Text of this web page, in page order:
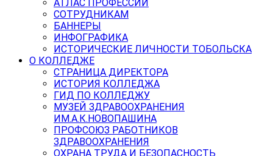
АТЛАС ПРОФЕССИЙ
СОТРУДНИКАМ
БАННЕРЫ
ИНФОГРАФИКА
ИСТОРИЧЕСКИЕ ЛИЧНОСТИ ТОБОЛЬСКА
О КОЛЛЕДЖЕ
СТРАНИЦА ДИРЕКТОРА
ИСТОРИЯ КОЛЛЕДЖА
ГИД ПО КОЛЛЕДЖУ
МУЗЕЙ ЗДРАВООХРАНЕНИЯ
ИМ.А.К.НОВОПАШИНА
ПРОФСОЮЗ РАБОТНИКОВ
ЗДРАВООХРАНЕНИЯ
ОХРАНА ТРУДА И БЕЗОПАСНОСТЬ